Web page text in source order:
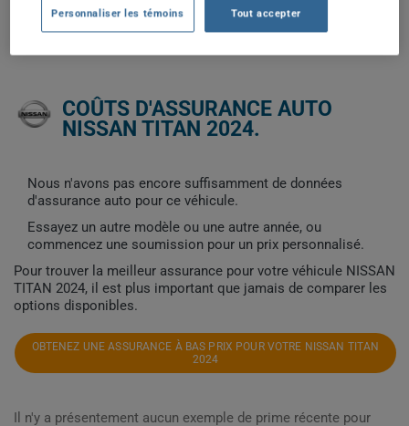
TOUTES LES VILLES
COÛTS D'ASSURANCE AUTO
NISSAN TITAN 2024.
Nous n'avons pas encore suffisamment de données
d'assurance auto pour ce véhicule.
Essayez un autre modèle ou une autre année, ou
commencez une soumission pour un prix personnalisé.
Pour trouver la meilleur assurance pour votre véhicule NISSAN
TITAN 2024, il est plus important que jamais de comparer les
options disponibles.
OBTENEZ UNE ASSURANCE À BAS PRIX POUR VOTRE NISSAN TITAN
2024
Il n'y a présentement aucun exemple de prime récente pour
Personnaliser les témoins Tout accepter